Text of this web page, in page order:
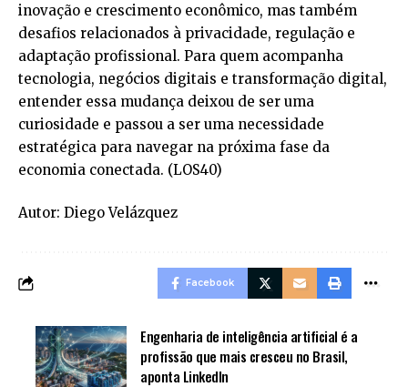
inovação e crescimento econômico, mas também
desafios relacionados à privacidade, regulação e
adaptação profissional. Para quem acompanha
tecnologia, negócios digitais e transformação digital,
entender essa mudança deixou de ser uma
curiosidade e passou a ser uma necessidade
estratégica para navegar na próxima fase da
economia conectada. (LOS40)
Autor: Diego Velázquez
Facebook
Engenharia de inteligência artificial é a
profissão que mais cresceu no Brasil,
aponta LinkedIn